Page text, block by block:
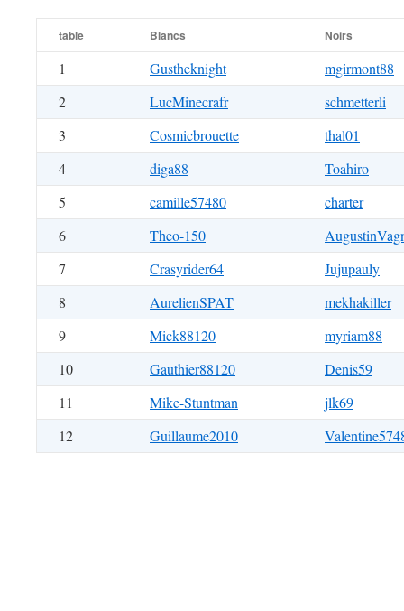
table Blancs Noirs
1 Gustheknight
mgirmont88
2
LucMinecrafr
schmetterli
3
Cosmicbrouette
thal01
4
diga88
Toahiro
5
camille57480
charter
6
Theo-150
7
Crasyrider64
Jujupauly
8
AurelienSPAT
mekhakiller
9
Mick88120
myriam88
10
Gauthier88120
Denis59
11
Mike-Stuntman
jlk69
12
Guillaume2010